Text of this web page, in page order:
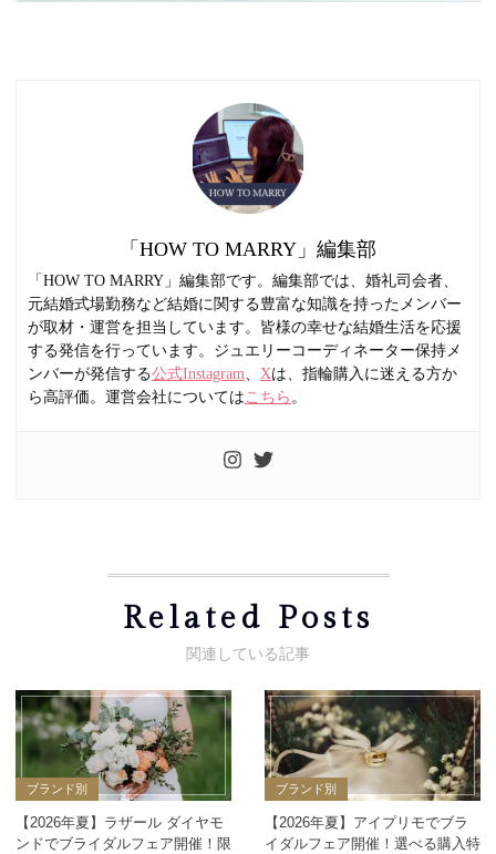
「HOW TO MARRY」編集部
「HOW TO MARRY」編集部です。編集部では、婚礼司会者、
元結婚式場勤務など結婚に関する豊富な知識を持ったメンバー
が取材・運営を担当しています。皆様の幸せな結婚生活を応援
する発信を行っています。ジュエリーコーディネーター保持メ
ンバーが発信する公式Instagram Xは、指輪購入に迷える方か
ら高評価。運営会社については こちら 。
Related Posts
ブランド別
【2026年夏】ラザール ダイヤモ
ンドでブライダルフェア開催！限
ブランド別
【2026年夏】アイプリモでブラ
イダルフェア開催！選べる購入特